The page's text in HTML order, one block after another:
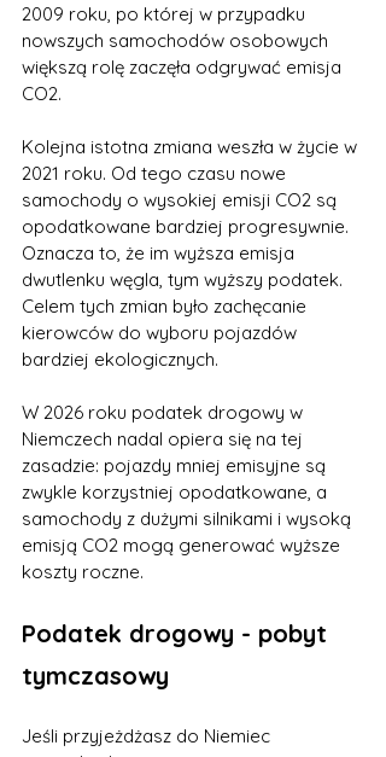
2009 roku, po której w przypadku
nowszych samochodów osobowych
większą rolę zaczęła odgrywać emisja
CO2.
Kolejna istotna zmiana weszła w życie w
2021 roku. Od tego czasu nowe
samochody o wysokiej emisji CO2 są
opodatkowane bardziej progresywnie.
Oznacza to, że im wyższa emisja
dwutlenku węgla, tym wyższy podatek.
Celem tych zmian było zachęcanie
kierowców do wyboru pojazdów
bardziej ekologicznych.
W 2026 roku podatek drogowy w
Niemczech nadal opiera się na tej
zasadzie: pojazdy mniej emisyjne są
zwykle korzystniej opodatkowane, a
samochody z dużymi silnikami i wysoką
emisją CO2 mogą generować wyższe
koszty roczne.
Podatek drogowy - pobyt
tymczasowy
Jeśli przyjeżdżasz do Niemiec